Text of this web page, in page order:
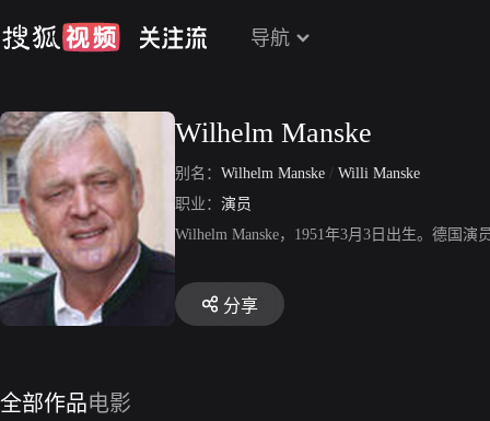
导航
Wilhelm Manske
别名： Wilhelm Manske / Willi Manske
职业： 演员
Wilhelm Manske，1951年3月3日出生。德国
分享
全部作品电影